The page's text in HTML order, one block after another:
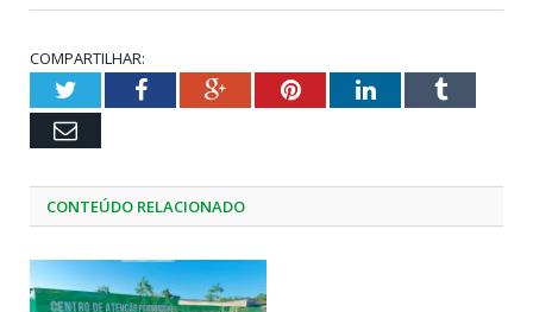
COMPARTILHAR:
TwitterFacebookGoogle+PinterestLinkedInTumblr
Email
CONTEÚDO RELACIONADO